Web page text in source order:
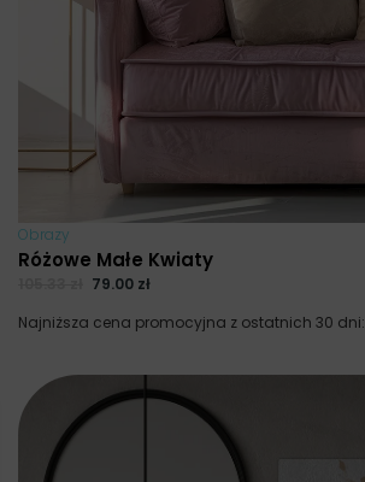
Obrazy
Różowe Małe Kwiaty
79.00 zł
Najniższa cena promocyjna z ostatnich 30 dni: